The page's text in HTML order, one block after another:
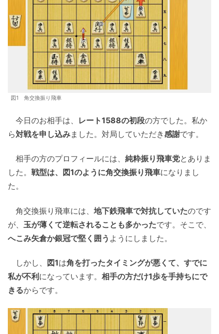
図1 角交換振り飛車
今日のお相手は、 レート1588の初段の方でした。私か
ら対戦を申し込みました。対局していただき感謝です。
相手の方のプロフィールには、 純粋振り飛車党とありま
した。 戦型は、図1のように角交換振り飛車になりまし
た。
角交換振り飛車には、 地下鉄飛車で対抗していたのです
が、 玉が薄くて逆転されることも多かったです。そこで、
へこみ矢倉か銀冠で堅く囲う ようにしました。
しかし、 図1は角を打ったタイミングが悪くて、すでに
私が不利 になっています。 相手の方だけ1歩を手持ちにで
きるからです。